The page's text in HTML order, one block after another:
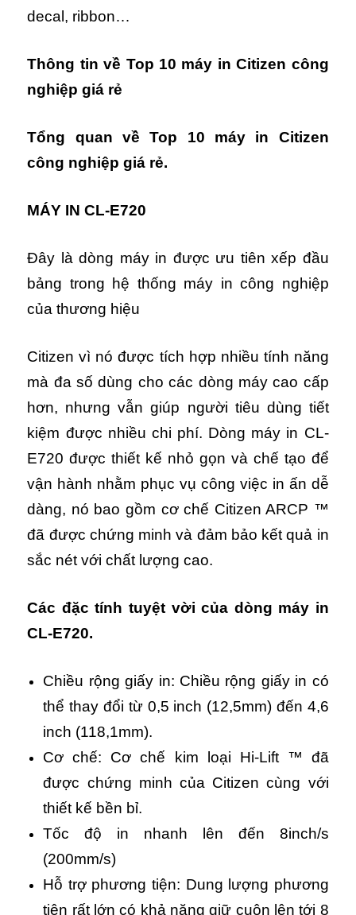
decal, ribbon…
Thông tin về Top 10 máy in Citizen công
nghiệp giá rẻ
Tổng quan về Top 10 máy in Citizen
công nghiệp giá rẻ.
MÁY IN CL-E720
Đây là dòng máy in được ưu tiên xếp đầu
bảng trong hệ thống máy in công nghiệp
của thương hiệu
Citizen vì nó được tích hợp nhiều tính năng
mà đa số dùng cho các dòng máy cao cấp
hơn, nhưng vẫn giúp người tiêu dùng tiết
kiệm được nhiều chi phí. Dòng máy in CL-
E720 được thiết kế nhỏ gọn và chế tạo để
vận hành nhằm phục vụ công việc in ấn dễ
dàng, nó bao gồm cơ chế Citizen ARCP ™
đã được chứng minh và đảm bảo kết quả in
sắc nét với chất lượng cao.
Các đặc tính tuyệt vời của dòng máy in
CL-E720.
Chiều rộng giấy in: Chiều rộng giấy in có
thể thay đổi từ 0,5 inch (12,5mm) đến 4,6
inch (118,1mm).
Cơ chế: Cơ chế kim loại Hi-Lift ™ đã
được chứng minh của Citizen cùng với
thiết kế bền bỉ.
Tốc độ in nhanh lên đến 8inch/s
(200mm/s)
Hỗ trợ phương tiện: Dung lượng phương
tiện rất lớn có khả năng giữ cuộn lên tới 8